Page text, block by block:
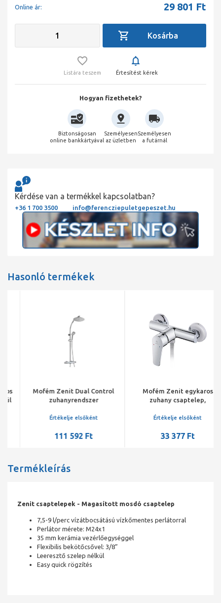
Online ár: 29 801 Ft
Listára teszem Értesítést kérek
Hogyan fizethetek?
Biztonságosan
online bankkártyával
Személyesen
az üzletben
Személyesen
a futárnál
Kérdése van a termékkel kapcsolatban?
+36 1 700 3500 info@ferencziepuletgepeszet.hu
Hasonló termékek
Mofém Zenit Dual Control
zuhanyrendszer
teleszkópos felszállócsővel
Értékelje elsőként
111 592 Ft
Mofém Zenit egykaros
zuhany csaptelep,
Értékelje elsőként
33 377 Ft
Termékleírás
Zenit csaptelepek - Magasított mosdó csaptelep
7,5-9 l/perc vízátbocsátású vízkőmentes perlátorral
Perlátor mérete: M24x1
35 mm kerámia vezérlőegységgel
Flexibilis bekötőcsővel: 3/8”
Leeresztő szelep nélkül
Easy quick rögzítés